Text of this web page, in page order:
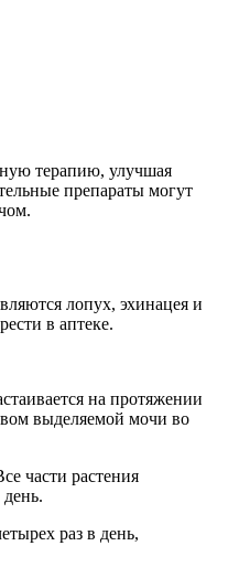
терапию, улучшая
препараты могут
лопух, эхинацея и
в аптеке.
на протяжении
выделяемой мочи во
части растения
раз в день,